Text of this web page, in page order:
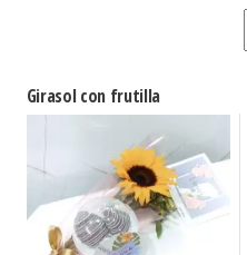
Girasol con frutilla